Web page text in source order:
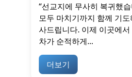
“선교지에 무사히 복귀했
모두 마치기까지 함께 기
사드립니다. 이제 이곳에
차가 순적하게...
더보기